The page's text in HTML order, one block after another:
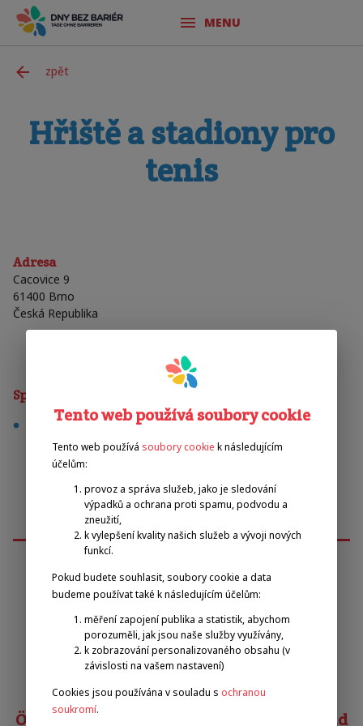
MENU
zpět
Hřiště a stadiony pro
tenis
Adresa
Cacovice 9
61400 Brno
Česká Republika
Sporty
tenis
Emilova sportovní, z.s.
Pavel Zbožínek
zbozinek@emilova-sportovni.cz
+420 602 720 518
Österreichischer Behindertensportverband
Tento web používá soubory cookie
Tento web používá soubory cookie k následujícím
účelům:
provoz a správa služeb, jako je sledování
výpadků a ochrana proti spamu, podvodu a
zneužití,
k vylepšení kvality našich služeb a vývoji nových
funkcí.
Pokud budete souhlasit, soubory cookie a data
budeme používat také k následujícím účelům:
měření zapojení publika a statistik, abychom
porozuměli, jak jsou naše služby využívány,
k zobrazování personalizovaného obsahu (v
závislosti na vašem nastavení)
Cookies jsou používána v souladu s ochranou
soukromí.